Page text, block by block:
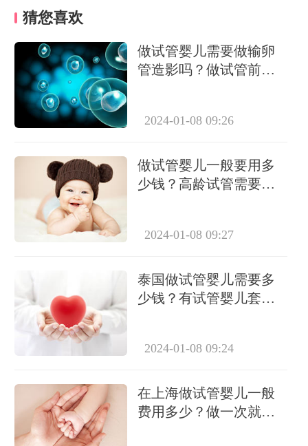
猜您喜欢
做试管婴儿需要做输卵
管造影吗？做试管前必
2024-01-08 09:26
做试管婴儿一般要用多
少钱？高龄试管需要做
2024-01-08 09:27
泰国做试管婴儿需要多
少钱？有试管婴儿套餐
2024-01-08 09:24
在上海做试管婴儿一般
费用多少？做一次就能